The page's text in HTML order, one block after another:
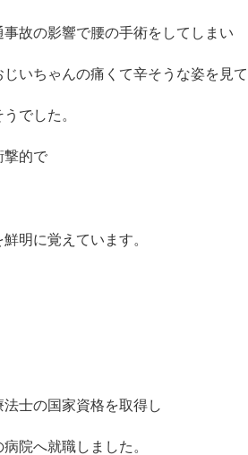
故の影響で腰の手術をしてしまい
いちゃんの痛くて辛そうな姿を見て
でした。
撃的で
明に覚えています。
士の国家資格を取得し
院へ就職しました。